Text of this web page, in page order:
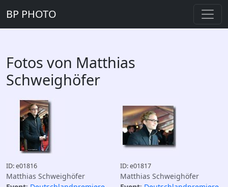
BP PHOTO
Fotos von Matthias
Schweighöfer
ID: e01816
Matthias Schweighöfer
ID: e01817
Matthias Schweighöfer